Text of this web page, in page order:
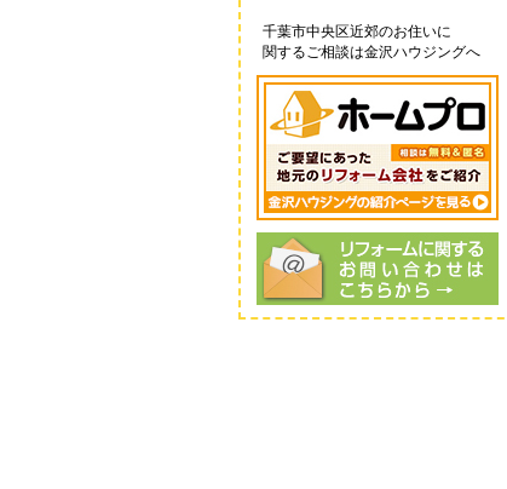
千葉市中央区近郊のお住いに
関するご相談は金沢ハウジングへ